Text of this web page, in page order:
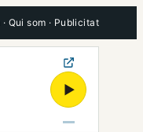
· Qui som · Publicitat
▶